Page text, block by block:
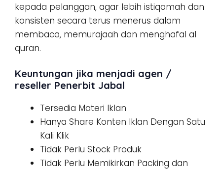
kepada pelanggan, agar lebih istiqomah dan
konsisten secara terus menerus dalam
membaca, memurajaah dan menghafal al
quran.
Keuntungan jika menjadi agen /
reseller Penerbit Jabal
Tersedia Materi Iklan
Hanya Share Konten Iklan Dengan Satu
Kali Klik
Tidak Perlu Stock Produk
Tidak Perlu Memikirkan Packing dan